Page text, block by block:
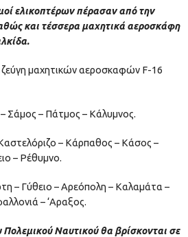
ελικοπτέρων πέρασαν από την
και τέσσερα μαχητικά αεροσκάφη
ζεύγη μαχητικών αεροσκαφών F-16
Σάμος – Πάτμος – Κάλυμνος.
– Κάρπαθος – Κάσος –
– Ρέθυμνο.
– Γύθειο – Αρεόπολη – Καλαμάτα –
– ‘Αραξος.
Ναυτικού θα βρίσκονται σε